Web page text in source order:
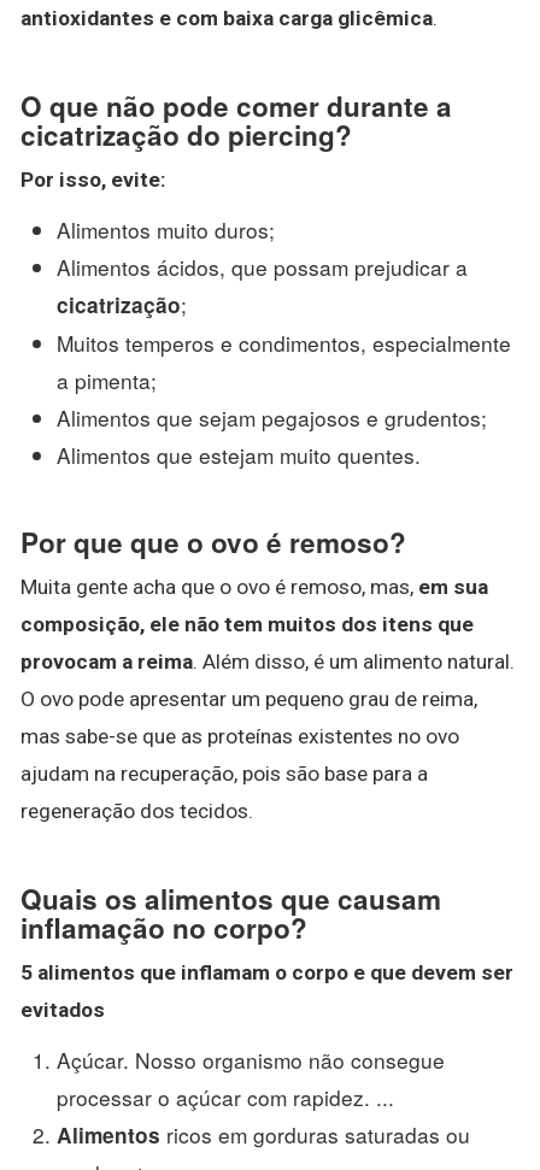
antioxidantes e com baixa carga glicêmica.
O que não pode comer durante a
cicatrização do piercing?
Por isso, evite:
Alimentos muito duros;
Alimentos ácidos, que possam prejudicar a
cicatrização;
Muitos temperos e condimentos, especialmente
a pimenta;
Alimentos que sejam pegajosos e grudentos;
Alimentos que estejam muito quentes.
Por que que o ovo é remoso?
Muita gente acha que o ovo é remoso, mas, em sua
composição, ele não tem muitos dos itens que
provocam a reima. Além disso, é um alimento natural.
O ovo pode apresentar um pequeno grau de reima,
mas sabe-se que as proteínas existentes no ovo
ajudam na recuperação, pois são base para a
regeneração dos tecidos.
Quais os alimentos que causam
inflamação no corpo?
5 alimentos que inflamam o corpo e que devem ser
evitados
Açúcar. Nosso organismo não consegue
processar o açúcar com rapidez. ...
Alimentos ricos em gorduras saturadas ou